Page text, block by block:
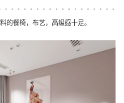
的餐椅，布艺，高级感十足。